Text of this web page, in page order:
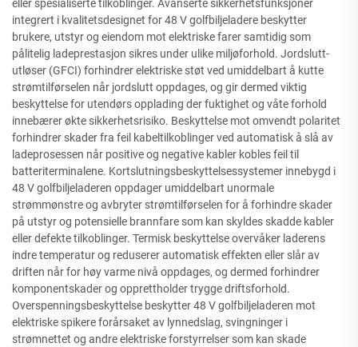
eller spesialiserte tilkoblinger. Avanserte sikkerhetsfunksjoner
integrert i kvalitetsdesignet for 48 V golfbiljeladere beskytter
brukere, utstyr og eiendom mot elektriske farer samtidig som
pålitelig ladeprestasjon sikres under ulike miljøforhold. Jordslutt-
utløser (GFCI) forhindrer elektriske støt ved umiddelbart å kutte
strømtilførselen når jordslutt oppdages, og gir dermed viktig
beskyttelse for utendørs opplading der fuktighet og våte forhold
innebærer økte sikkerhetsrisiko. Beskyttelse mot omvendt polaritet
forhindrer skader fra feil kabeltilkoblinger ved automatisk å slå av
ladeprosessen når positive og negative kabler kobles feil til
batteriterminalene. Kortslutningsbeskyttelsessystemer innebygd i
48 V golfbiljeladeren oppdager umiddelbart unormale
strømmønstre og avbryter strømtilførselen for å forhindre skader
på utstyr og potensielle brannfare som kan skyldes skadde kabler
eller defekte tilkoblinger. Termisk beskyttelse overvåker laderens
indre temperatur og reduserer automatisk effekten eller slår av
driften når for høy varme nivå oppdages, og dermed forhindrer
komponentskader og opprettholder trygge driftsforhold.
Overspenningsbeskyttelse beskytter 48 V golfbiljeladeren mot
elektriske spikere forårsaket av lynnedslag, svingninger i
strømnettet og andre elektriske forstyrrelser som kan skade